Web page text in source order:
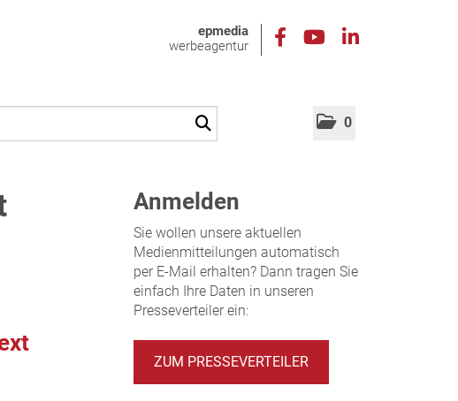
epmedia
werbeagentur
0
Anmelden
Sie wollen unsere aktuellen
Medienmitteilungen automatisch
per E-Mail erhalten? Dann tragen Sie
einfach Ihre Daten in unseren
Presseverteiler ein:
ZUM PRESSEVERTEILER